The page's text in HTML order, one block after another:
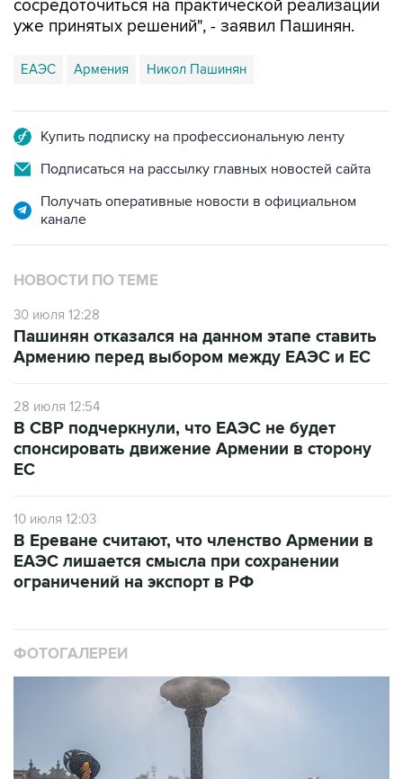
ЕАЭС Армения Никол Пашинян
Подписаться на рассылку главных новостей сайта
Получать оперативные новости в официальном
НОВОСТИ ПО ТЕМЕ
30 июля 12:28
Армению перед выбором между ЕАЭС и ЕС
28 июля 12:54
спонсировать движение Армении в сторону
ЕС
ЕАЭС лишается смысла при сохранении
ограничений на экспорт в РФ